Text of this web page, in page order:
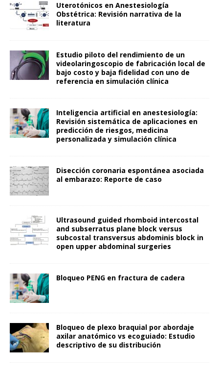
Uterotónicos en Anestesiología
Obstétrica: Revisión narrativa de la
literatura
Estudio piloto del rendimiento de un
videolaringoscopio de fabricación local de
bajo costo y baja fidelidad con uno de
referencia en simulación clínica
Inteligencia artificial en anestesiología:
Revisión sistemática de aplicaciones en
predicción de riesgos, medicina
personalizada y simulación clínica
Disección coronaria espontánea asociada
al embarazo: Reporte de caso
Ultrasound guided rhomboid intercostal
and subserratus plane block versus
subcostal transversus abdominis block in
open upper abdominal surgeries
Bloqueo PENG en fractura de cadera
Bloqueo de plexo braquial por abordaje
axilar anatómico vs ecoguiado: Estudio
descriptivo de su distribución